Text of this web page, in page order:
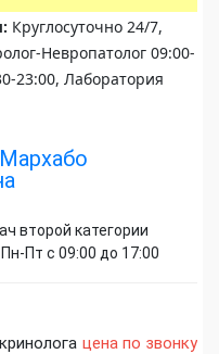
Круглосуточно 24/7,
Невропатолог 09:00-
23:00, Лаборатория
второй категории
Пт с 09:00 до 17:00
цена по звонку